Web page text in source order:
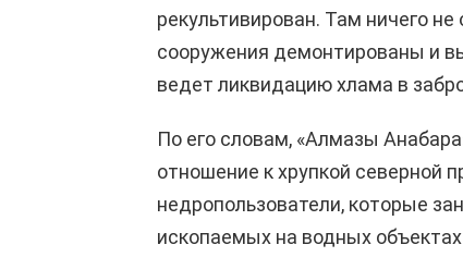
рекультивирован. Там ничего
сооружения демонтированы и
ведет ликвидацию хлама в
По его словам, «Алмазы
отношение к хрупкой северной
недропользователи, которые
ископаемых на водных